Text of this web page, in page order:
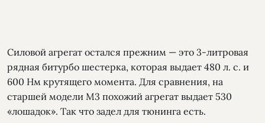
Силовой агрегат остался прежним — это 3-литровая
рядная битурбо шестерка, которая выдает 480 л. с. и
600 Нм крутящего момента. Для сравнения, на
старшей модели М3 похожий агрегат выдает 530
«лошадок». Так что задел для тюнинга есть.